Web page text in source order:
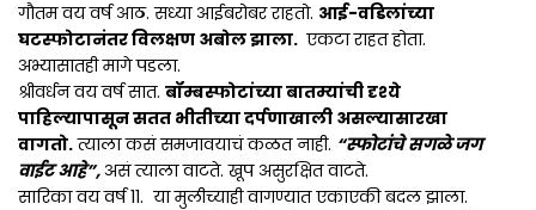
गौतम वय वर्ष आठ. सध्या आईबरोबर राहतो. आई-वडिलांच्या
घटस्फोटानंतर विलक्षण अबोल झाला. एकटा राहत होता.
अभ्यासातही मागे पडला.
श्रीवर्धन वय वर्ष सात. बॉम्बस्फोटांच्या बातम्यांची दृश्ये
पाहिल्यापासून सतत भीतीच्या दर्पणाखाली असल्यासारखा
वागतो.त्याला कसं समजावयाचं कळत नाही. “स्फोटांचे सगळे जग
वाईट आहे”, असं त्याला वाटते. खूप असुरक्षित वाटते.
सारिका वय वर्ष 11. या मुलीच्याही वागण्यात एकाएकी बदल झाला.